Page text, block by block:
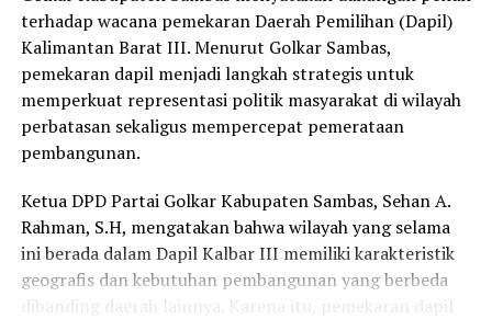
bersabar dan saling membantu jika terjadi bencana.
Menurutnya, sinergi antara BPBD, pemerintah desa, dan
masyarakat sangat penting dalam menghadapi potensi
bencana alam.
“Kita harus bersama-sama, saling tolong-menolong
terjadi lagi, karena saat ini kondisi air juga sudah mulai
surut. Dari kunjungan BNPB dan kepala desa, kita
berharap situasi semakin membaik. Kita berdoa semoga
tidak terjadi banjir,” pungkasnya.
terhadap wacana pemekaran Daerah Pemilihan (Dapil)
Kalimantan Barat III. Menurut Golkar Sambas,
pemekaran dapil menjadi langkah strategis untuk
memperkuat representasi politik masyarakat di wilayah
perbatasan sekaligus mempercepat pemerataan
pembangunan.
Ketua DPD Partai Golkar Kabupaten Sambas, Sehan A.
Rahman, S.H, mengatakan bahwa wilayah yang selama
ini berada dalam Dapil Kalbar III memiliki karakteristik
geografis dan kebutuhan pembangunan yang berbeda
dibanding daerah lainnya. Karena itu, pemekaran dapil